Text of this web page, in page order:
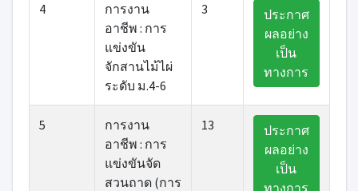
4
การงาน
อาชีพ : การ
แข่งขัน
จักสานไม้ไผ่
ระดับ ม.4-6
3
ประกาศ
ผลอย่าง
เป็น
ทางการ
5
การงาน
อาชีพ : การ
แข่งขันจัด
สวนถาด (การ
13
ประกาศ
ผลอย่าง
เป็น
ทางการ